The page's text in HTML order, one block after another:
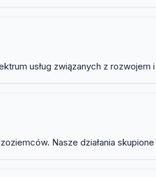
usług związanych z rozwojem
Nasze działania